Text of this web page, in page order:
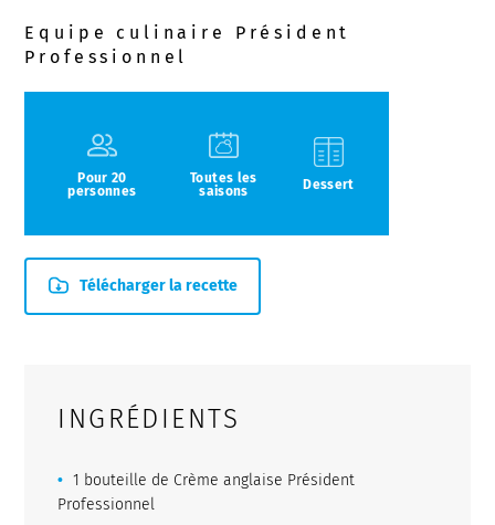
Equipe culinaire Président
Professionnel
Pour 20
personnes
Toutes les
saisons
Dessert
Télécharger la recette
INGRÉDIENTS
1 bouteille de Crème anglaise Président
Professionnel